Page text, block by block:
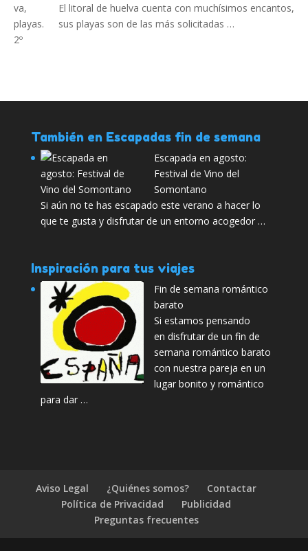
El litoral de huelva cuenta con muchísimos encantos,
sus playas son de las más solicitadas …
También en Escapadas fin de semana
Escapada en agosto:
Festival de Vino del
Somontano
Si aún no te has escapado este verano a hacer lo
que te gusta y disfrutar de un entorno acogedor …
Inspiración para tus viajes
Fin de semana romántico
barato
Si estamos pensando
en disfrutar de un fin de
semana romántico barato
con nuestra pareja en un
lugar bonito y romántico
para dar …
Aviso Legal ¿Quiénes somos?
Contactar
Política de Privacidad
Publicidad
Preguntas frecuentes